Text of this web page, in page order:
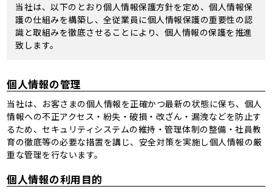
当社は、以下のとおり個人情報保護方針を定め、個人情報保
護の仕組みを構築し、全従業員に個人情報保護の重要性の認
識と取組みを徹底させることにより、個人情報の保護を推進
致します。
個人情報の管理
当社は、お客さまの個人情報を正確かつ最新の状態に保ち、個人
情報への不正アクセス・紛失・破損・改ざん・漏洩などを防止す
るため、セキュリティシステムの維持・管理体制の整備・社員教
育の徹底等の必要な措置を講じ、安全対策を実施し個人情報の厳
重な管理を行ないます。
個人情報の利用目的